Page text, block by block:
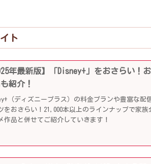
ト
年最新版】「Disney+」をおさらい！
紹介！
（ディズニープラス）の料金プランや豊富な配
をおさらい！21,000本以上のラインナップで家
作品と併せてご紹介していきます！